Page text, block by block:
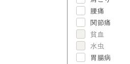
腰痛
関節痛
貧血
水虫
胃腸病